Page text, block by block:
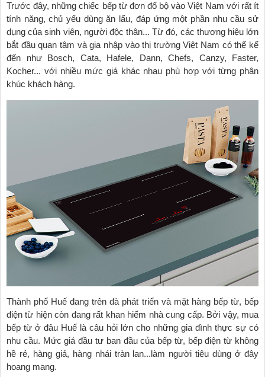
Trước đây, những chiếc bếp từ đơn đổ bộ vào Việt Nam với rất ít
tính năng, chủ yếu dùng ăn lẩu, đáp ứng một phần nhu cầu sử
dụng của sinh viên, người độc thân... Từ đó, các thương hiệu lớn
bắt đầu quan tâm và gia nhập vào thị trường Việt Nam có thể kể
đến như Bosch, Cata, Hafele, Dann, Chefs, Canzy, Faster,
Kocher... với nhiều mức giá khác nhau phù hợp với từng phân
khúc khách hàng.
Thành phố Huế đang trên đà phát triển và mặt hàng bếp từ, bếp
điện từ hiện còn đang rất khan hiếm nhà cung cấp. Bởi vậy, mua
bếp từ ở đâu Huế là câu hỏi lớn cho những gia đình thực sự có
nhu cầu. Mức giá đầu tư ban đầu của bếp từ, bếp điện từ không
hề rẻ, hàng giả, hàng nhái tràn lan...làm người tiêu dùng ở đây
hoang mang.